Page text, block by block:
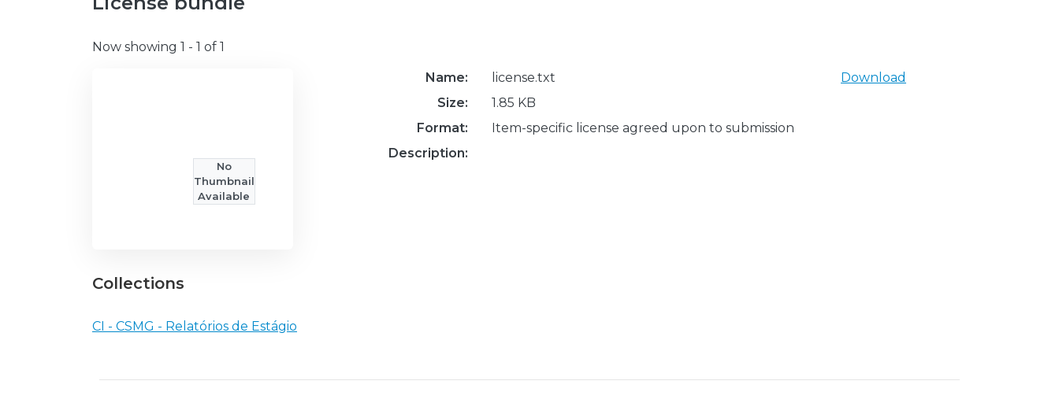
Now showing 1 - 1 of 1
No
Thumbnail
Available
Name:
license.txt
Size:
1.85 KB
Format:
Item-specific license agreed upon to submission
Description:
Download
Collections
CI - CSMG - Relatórios de Estágio